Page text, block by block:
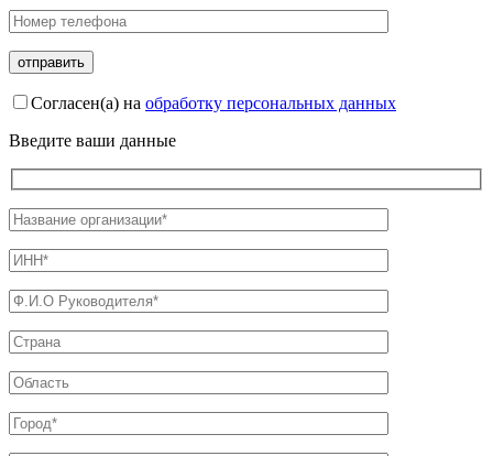
Согласен(а) на обработку персональных данных
Введите ваши данные